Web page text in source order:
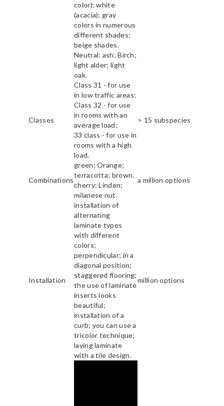
color); white
(acacia); gray
colors in numerous
different shades;
beige shades.
Neutral: ash; Birch;
light alder; light
oak.
Classes
Class 31 - for use
in low traffic areas;
Class 32 - for use
in rooms with an
average load;
33 class - for use in
rooms with a high
load.
> 15 subspecies
Combinations
green; Orange;
terracotta; brown.
cherry; Linden;
milanese nut.
a million options
Installation
installation of
alternating
laminate types
with different
colors;
perpendicular; in a
diagonal position;
staggered flooring;
the use of laminate
inserts looks
beautiful;
installation of a
curb; you can use a
tricolor technique;
laying laminate
with a tile design.
million options